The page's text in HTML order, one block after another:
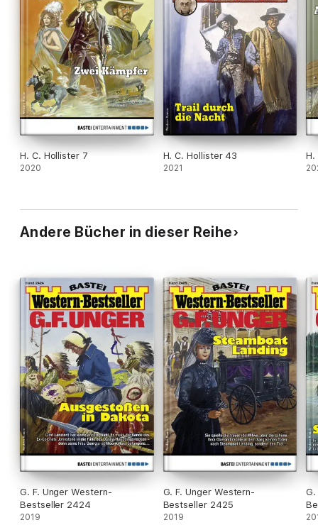
H. C. Hollister 7
2020
H. C. Hollister 43
2021
H.
Andere Bücher in dieser Reihe
G. F. Unger Western-
Bestseller 2424
2019
G. F. Unger Western-
Bestseller 2425
2019
G.